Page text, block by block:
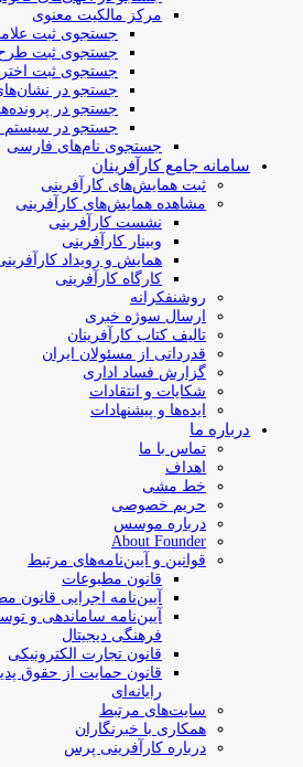
مرکز مالکیت معنوی
جستجوی ثبت
جستجوی ثبت
جستجوی ثبت
جستجو در
جستجو در
جستجو در سیستم pct
جستجوی نام‌های فارسی
سامانه جامع کارآفرینان
ثبت همایش‌های کارآفرینی
مشاهده همایش‌های کارآفرینی
نشست کارآفرینی
وبینار کارآفرینی
همایش و رویداد
کارگاه کارآفرینی
روشنفکرانه
ارسال سوژه‌ خبری
تالیف کتاب کارآفرینان
قدردانی از مسئولان ایران
گزارش فساد اداری
شکایات و انتقادات
ایده‌ها و پیشنهادات
درباره ما
تماس با ما
اهداف
خط مشی
حریم خصوصی
درباره موسس
About Founder
قوانین و آیین‌نامه‌های مرتبط
‌قانون مطبوعات
آیین‌نامه اجرایی قانون
آیین‌نامه سامان­دهی و
فرهنگی دیجیتال
قانون تجارت الکترونیکی
قانون حمایت از حقوق
رایانه‌ای
سایت‌های مرتبط
همکاری با خبرنگاران
درباره کارآفرینی پرس